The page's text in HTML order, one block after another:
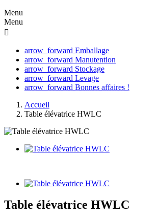
Menu
Menu

arrow_forward Emballage
arrow_forward Manutention
arrow_forward Stockage
arrow_forward Levage
arrow_forward Bonnes affaires !
Accueil
Table élévatrice HWLC
Table élévatrice HWLC